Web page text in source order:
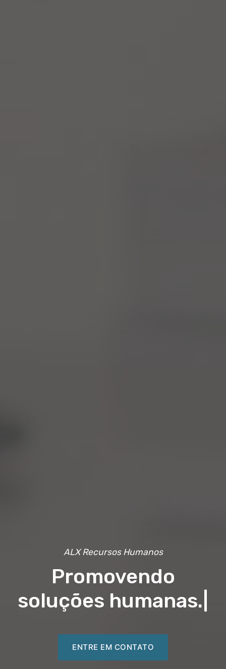
ALX Recursos Humanos
Promovendo
soluções humanas.
ENTRE EM CONTATO